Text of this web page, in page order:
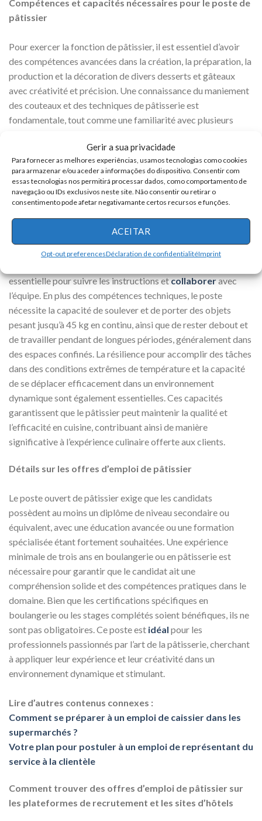
Gerir a sua privacidade
Para fornecer as melhores experiências, usamos tecnologias como cookies
para armazenar e/ou aceder a informações do dispositivo. Consentir com
essas tecnologias nos permitirá processar dados, como comportamento de
navegação ou IDs exclusivos neste site. Não consentir ou retirar o
consentimento pode afetar negativamante certos recursos e funções.
ACEITAR
Opt-out preferencesDéclaration de confidentialitéImprint
Compétences et capacités nécessaires pour le poste de
pâtissier
Pour exercer la fonction de pâtissier, il est essentiel d’avoir
des compétences avancées dans la création, la préparation, la
production et la décoration de divers desserts et gâteaux
avec créativité et précision. Une connaissance du maniement
des couteaux et des techniques de pâtisserie est
fondamentale, tout comme une familiarité avec plusieurs
et la cuisson au four. Une solide compréhension des normes
d’assainissement acceptées et la capacité de faire
fonctionner efficacement tous les équipements de cuisine,
tels que les cuisinières, les fours et les grils, sont nécessaires.
De plus, des compétences mathématiques de base sont
importantes pour interpréter les recettes, mesurer les
ingrédients et ajuster la taille des portions.
essentielle pour suivre les instructions etcollaboreravec
l’équipe. En plus des compétences techniques, le poste
nécessite la capacité de soulever et de porter des objets
pesant jusqu’à 45 kg en continu, ainsi que de rester debout et
de travailler pendant de longues périodes, généralement dans
des espaces confinés. La résilience pour accomplir des tâches
dans des conditions extrêmes de température et la capacité
de se déplacer efficacement dans un environnement
dynamique sont également essentielles. Ces capacités
garantissent que le pâtissier peut maintenir la qualité et
l’efficacité en cuisine, contribuant ainsi de manière
significative à l’expérience culinaire offerte aux clients.
Détails sur les offres d’emploi de pâtissier
Le poste ouvert de pâtissier exige que les candidats
possèdent au moins un diplôme de niveau secondaire ou
équivalent, avec une éducation avancée ou une formation
spécialisée étant fortement souhaitées. Une expérience
minimale de trois ans en boulangerie ou en pâtisserie est
nécessaire pour garantir que le candidat ait une
compréhension solide et des compétences pratiques dans le
domaine. Bien que les certifications spécifiques en
boulangerie ou les stages complétés soient bénéfiques, ils ne
sont pas obligatoires. Ce poste est idéal pour les
professionnels passionnés par l’art de la pâtisserie, cherchant
à appliquer leur expérience et leur créativité dans un
environnement dynamique et stimulant.
Lire d’autres contenus connexes :
Comment se préparer à un emploi de caissier dans les
supermarchés ?
Votre plan pour postuler à un emploi de représentant du
service à la clientèle
Comment trouver des offres d’emploi de pâtissier sur
les plateformes de recrutement et les sites d’hôtels